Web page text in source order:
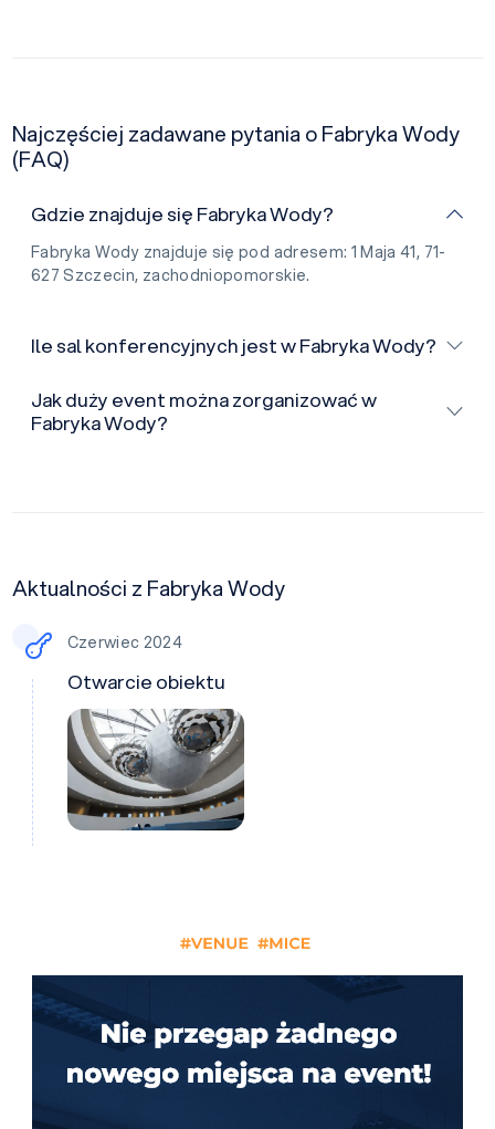
Najczęściej zadawane pytania o Fabryka Wody
(FAQ)
Gdzie znajduje się Fabryka Wody?
Fabryka Wody znajduje się pod adresem: 1 Maja 41, 71-
627 Szczecin, zachodniopomorskie.
Ile sal konferencyjnych jest w Fabryka Wody?
Jak duży event można zorganizować w
Fabryka Wody?
Aktualności z Fabryka Wody
Czerwiec 2024
Otwarcie obiektu